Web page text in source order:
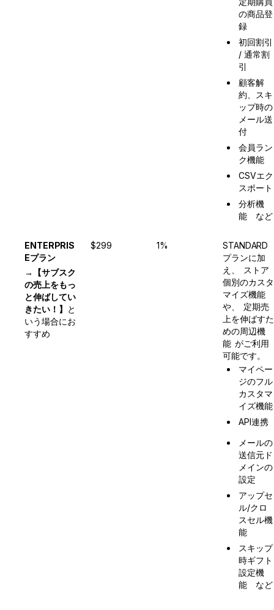
の商品登
録
初回割引
/ 通常割
引
顧客解
約、スキ
ップ時の
メール送
付
会員ラン
ク機能
CSVエク
スポート
分析機
能　など
ENTERPRIS
Eプラン
→
【サブスク
の売上をもっ
と伸ばしてい
きたい！】
と
いう場合にお
すすめ
$299 1%
STANDARD
プランに加
え、
ストア
個別のカスタ
マイズ機能
や、
定期売
上を伸ばすた
めの周辺機
能 がご利用
可能です。
マイペー
ジのフル
カスタマ
イズ機能
API連携
メールの
送信元ド
メインの
設定
アップセ
ル/クロ
スセル機
能
スキップ
時ギフト
設定機
能　など